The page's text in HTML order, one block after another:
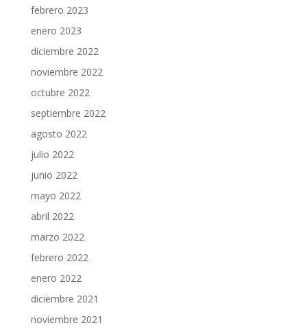
febrero 2023
enero 2023
diciembre 2022
noviembre 2022
octubre 2022
septiembre 2022
agosto 2022
julio 2022
junio 2022
mayo 2022
abril 2022
marzo 2022
febrero 2022
enero 2022
diciembre 2021
noviembre 2021